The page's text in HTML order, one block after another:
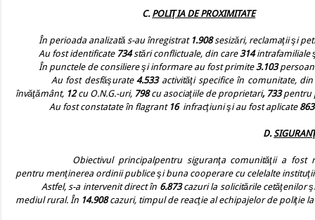
C. POLIŢIA DE PROXIMITATE
În perioada analizată s-au înregistrat 1.908sesizări, reclamaţii şi
Au fost identificate 734stări conflictuale, din care314intrafamiliale
În punctele de consiliere şi informare au fost primite3.103
Au fost desfăşurate4.533activităţi specifice în comunitate,
învăţământ, 12cu O.N.G.-uri, 798cu asociaţiile de proprietari, 733pentru
Au fost constatate în flagrant 16 infracţiuni şi au fost aplicate
D.
Obiectivul principalpentru siguranţa comunităţii a
pentru menţinerea ordinii publice şi buna cooperare cu celelalte
Astfel, s-a intervenit direct în 6.873cazuri la solicitările cetăţenilor
mediul rural. În 14.908cazuri, timpul de reacţie al echipajelor de poliţie